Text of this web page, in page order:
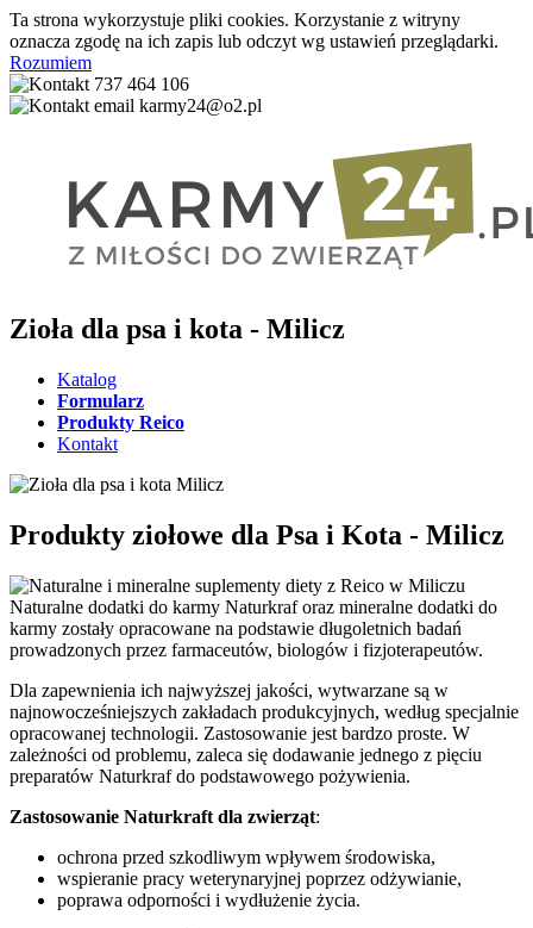
Ta strona wykorzystuje pliki cookies. Korzystanie z witryny
oznacza zgodę na ich zapis lub odczyt wg ustawień przeglądarki.
Rozumiem
737 464 106
karmy24@o2.pl
Zioła dla psa i kota - Milicz
Katalog
Formularz
Produkty Reico
Kontakt
Produkty ziołowe dla Psa i Kota - Milicz
Naturalne dodatki do karmy Naturkraf oraz mineralne dodatki do
karmy zostały opracowane na podstawie długoletnich badań
prowadzonych przez farmaceutów, biologów i fizjoterapeutów.
Dla zapewnienia ich najwyższej jakości, wytwarzane są w
najnowocześniejszych zakładach produkcyjnych, według specjalnie
opracowanej technologii. Zastosowanie jest bardzo proste. W
zależności od problemu, zaleca się dodawanie jednego z pięciu
preparatów Naturkraf do podstawowego pożywienia.
Zastosowanie Naturkraft dla zwierząt:
ochrona przed szkodliwym wpływem środowiska,
wspieranie pracy weterynaryjnej poprzez odżywianie,
poprawa odporności i wydłużenie życia.